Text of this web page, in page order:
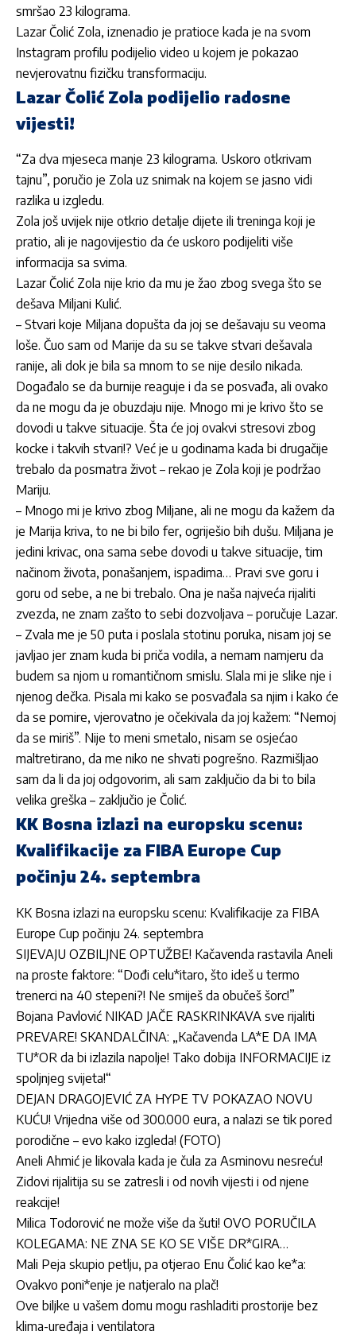
smršao 23 kilograma.
Lazar Čolić Zola, iznenadio je pratioce kada je na svom
Instagram profilu podijelio video u kojem je pokazao
nevjerovatnu fizičku transformaciju.
Lazar Čolić Zola podijelio radosne
vijesti!
“Za dva mjeseca manje 23 kilograma. Uskoro otkrivam
tajnu”, poručio je Zola uz snimak na kojem se jasno vidi
razlika u izgledu.
Zola još uvijek nije otkrio detalje dijete ili treninga koji je
pratio, ali je nagovijestio da će uskoro podijeliti više
informacija sa svima.
Lazar Čolić Zola nije krio da mu je žao zbog svega što se
dešava Miljani Kulić.
– Stvari koje Miljana dopušta da joj se dešavaju su veoma
loše. Čuo sam od Marije da su se takve stvari dešavala
ranije, ali dok je bila sa mnom to se nije desilo nikada.
Događalo se da burnije reaguje i da se posvađa, ali ovako
da ne mogu da je obuzdaju nije. Mnogo mi je krivo što se
dovodi u takve situacije. Šta će joj ovakvi stresovi zbog
kocke i takvih stvari!? Već je u godinama kada bi drugačije
trebalo da posmatra život – rekao je Zola koji je podržao
Mariju.
– Mnogo mi je krivo zbog Miljane, ali ne mogu da kažem da
je Marija kriva, to ne bi bilo fer, ogriješio bih dušu. Miljana je
jedini krivac, ona sama sebe dovodi u takve situacije, tim
načinom života, ponašanjem, ispadima… Pravi sve goru i
goru od sebe, a ne bi trebalo. Ona je naša najveća rijaliti
zvezda, ne znam zašto to sebi dozvoljava – poručuje Lazar.
– Zvala me je 50 puta i poslala stotinu poruka, nisam joj se
javljao jer znam kuda bi priča vodila, a nemam namjeru da
budem sa njom u romantičnom smislu. Slala mi je slike nje i
njenog dečka. Pisala mi kako se posvađala sa njim i kako će
da se pomire, vjerovatno je očekivala da joj kažem: “Nemoj
da se miriš”. Nije to meni smetalo, nisam se osjećao
maltretirano, da me niko ne shvati pogrešno. Razmišljao
sam da li da joj odgovorim, ali sam zaključio da bi to bila
velika greška – zaključio je Čolić.
KK Bosna izlazi na europsku scenu:
Kvalifikacije za FIBA Europe Cup
počinju 24. septembra
KK Bosna izlazi na europsku scenu: Kvalifikacije za FIBA
Europe Cup počinju 24. septembra
SIJEVAJU OZBILJNE OPTUŽBE! Kačavenda rastavila Aneli
na proste faktore: “Dođi celu*itaro, što ideš u termo
trenerci na 40 stepeni?! Ne smiješ da obučeš šorc!”
Bojana Pavlović NIKAD JAČE RASKRINKAVA sve rijaliti
PREVARE! SKANDALČINA: „Kačavenda LA*E DA IMA
TU*OR da bi izlazila napolje! Tako dobija INFORMACIJE iz
spoljnjeg svijeta!“
DEJAN DRAGOJEVIĆ ZA HYPE TV POKAZAO NOVU
KUĆU! Vrijedna više od 300.000 eura, a nalazi se tik pored
porodične – evo kako izgleda! (FOTO)
Aneli Ahmić je likovala kada je čula za Asminovu nesreću!
Zidovi rijalitija su se zatresli i od novih vijesti i od njene
reakcije!
Milica Todorović ne može više da šuti! OVO PORUČILA
KOLEGAMA: NE ZNA SE KO SE VIŠE DR*GIRA…
Mali Peja skupio petlju, pa otjerao Enu Čolić kao ke*a:
Ovakvo poni*enje je natjeralo na plač!
Ove biljke u vašem domu mogu rashladiti prostorije bez
klima-uređaja i ventilatora